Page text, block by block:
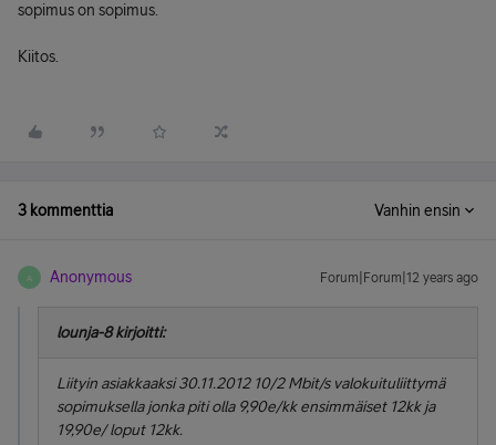
sopimus on sopimus.
Kiitos.
3 kommenttia Vanhin ensin
A Anonymous Forum|Forum|12 years ago
lounja-8 kirjoitti:
Liityin asiakkaaksi 30.11.2012 10/2 Mbit/s valokuituliittymä
sopimuksella jonka piti olla 9,90e/kk ensimmäiset 12kk ja
19,90e/ loput 12kk.